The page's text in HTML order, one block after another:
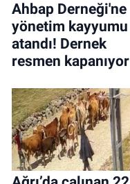
Ahbap Derneği'ne
yönetim kayyumu
atandı! Dernek
resmen kapanıyor